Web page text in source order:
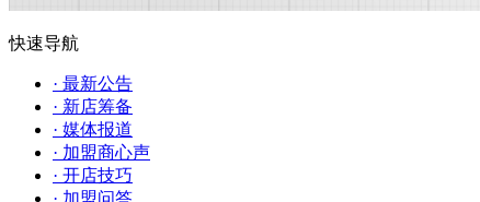
快速导航
· 最新公告
· 新店筹备
· 媒体报道
· 加盟商心声
· 开店技巧
· 加盟问答